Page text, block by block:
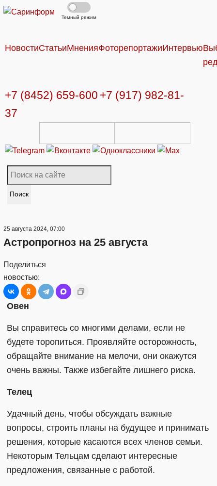
Темный режим
НовостиСтатьиМненияФоторепортажиИнтервью
+7 (8452) 659-600 +7 (917) 982-81-
37
Поиск
25 августа 2024, 07:00
Астропрогноз на 25 августа
Поделиться
новостью:
Овен
Вы справитесь со многими делами, если не
будете торопиться. Проявляйте осторожность,
обращайте внимание на мелочи, они окажутся
очень важны. Также избегайте лишнего риска.
Телец
Удачный день, чтобы обсуждать важные
вопросы, строить планы на будущее и принимать
решения, которые касаются всех членов семьи.
Некоторым Тельцам сделают интересные
предложения, связанные с работой.